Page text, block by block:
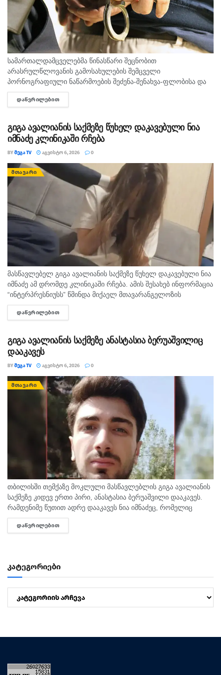
სამართალდამცველებმა წინასწარი შეცნობით
არასრულწლოვანის გამოსახულების შემცველი
პორნოგრაფიული ნაწარმოების შეძენა-შენახვა-ფლობისა და
გავრცელებისთვის არასრულწლოვანი დააკავეს. ამის შესახებ
ინფორმაციას შინაგან საქმეთა სამინისტრო ავრცელებს.
მომხმარებელთა ღია პროფილებიდან ჩამოტვირთა
სხვადასხვა პირის,...
ᲓᲐᲬᲕᲠᲘᲚᲔᲑᲘᲗ
გიგა ავალიანის საქმეზე წუხელ დაკავებული ნია
იმნაძე კლინიკაში რჩება
BYᲛᲔᲒᲐ TV ᲐᲒᲕᲘᲡᲢᲝ 6, 2026 0
ᲛᲗᲐᲕᲐᲠᲘ
მასწავლებელ გიგა ავალიანის საქმეზე წუხელ დაკავებული ნია
იმნაძე ამ დრომდე კლინიკაში რჩება. ამის შესახებ ინფორმაცია
“ინტერპრესნიუსს” წმინდა მიქაელ მთავარანგელოზის
სახელობის საავადმყოფოში განუცხადეს. ექიმების ცნობით, ნია
იმნაძეს სამედიცინო დაწესებულებაში “საჭირო მკურნალობა...
ᲓᲐᲬᲕᲠᲘᲚᲔᲑᲘᲗ
გიგა ავალიანის საქმეზე ანასტასია ბერუაშვილიც
დააკავეს
BYᲛᲔᲒᲐ TV ᲐᲒᲕᲘᲡᲢᲝ 6, 2026 0
ᲛᲗᲐᲕᲐᲠᲘ
თბილისში თემქაზე მოკლული მასწავლებლის გიგა ავალიანის
საქმეზე კიდევ ერთი პირი, ანასტასია ბერუაშვილი დააკავეს.
რამდენიმე წუთით ადრე დააკავეს ნია იმნაძეც, რომელიც
ავალიანის საქმეზე მთავარი მსჯავრდებულის, ალექსანდრე
გაბაშვილის შეყვარებულია. პირველების...
ᲓᲐᲬᲕᲠᲘᲚᲔᲑᲘᲗ
კატეგორიები